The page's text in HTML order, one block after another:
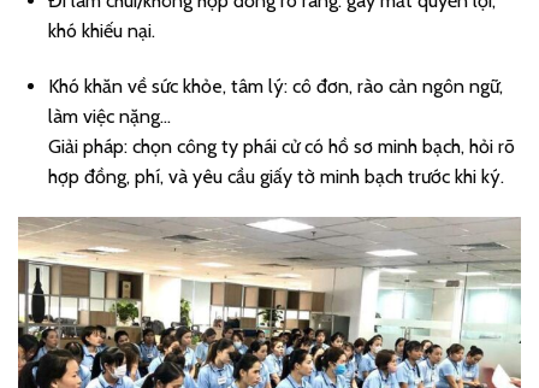
khó khiếu nại.
Khó khăn về sức khỏe, tâm lý: cô đơn, rào cản ngôn ngữ,
làm việc nặng…
Giải pháp: chọn công ty phái cử có hồ sơ minh bạch, hỏi rõ
hợp đồng, phí, và yêu cầu giấy tờ minh bạch trước khi ký.